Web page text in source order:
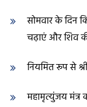
सोमवार के दिन
चढ़ाएं और शिव
नियमित रूप से
महामृत्युंजय मंत्र